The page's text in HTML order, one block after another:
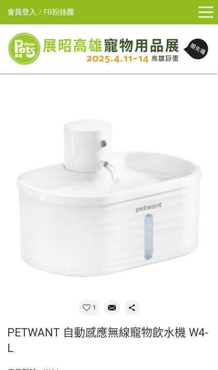
會員登入 FB粉絲團
1
PETWANT 自動感應無線寵物飲水機 W4-
L